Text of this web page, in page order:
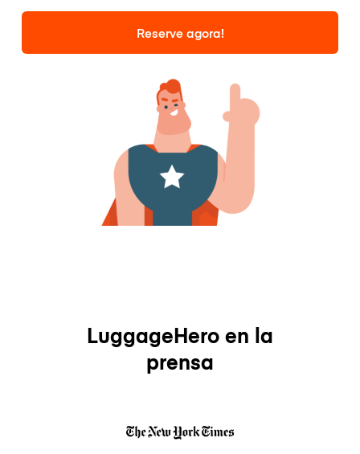
Reserve agora!
LuggageHero en la
prensa